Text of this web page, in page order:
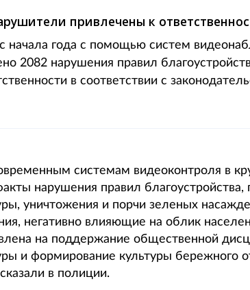
привлечены к
начала года с помощью систем
2082 нарушения правил
в соответствии с
системам видеоконтроля в
нарушения правил
уничтожения и порчи зеленых
негативно влияющие на облик
на поддержание общественной
и формирование культуры бережного
в полиции.